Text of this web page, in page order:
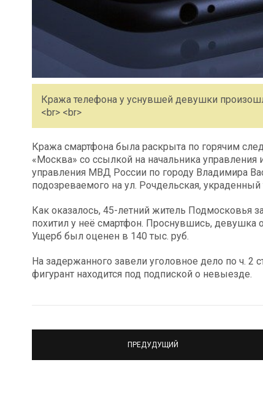
Кража телефона у уснувшей девушки
<br> <br>
Кража смартфона была раскрыта по горячим
«Москва» со ссылкой на начальника
управления МВД России по городу Владимира
подозреваемого на ул. Рочдельская,
Как оказалось, 45-летний житель Подмосковья
похитил у неё смартфон. Проснувшись, девушка
Ущерб был оценен в 140 тыс. руб.
На задержанного завели уголовное дело по ч.
фигурант находится под подпиской о невыезде.
ПРЕДУДУЩИЙ